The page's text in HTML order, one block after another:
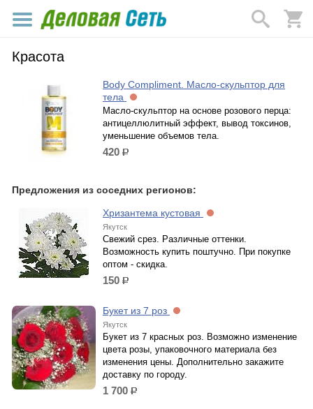
Красота
Body Compliment. Масло-скульптор для
тела
Масло-скульптор на основе розового перца:
антицеллюлитный эффект, вывод токсинов,
уменьшение объемов тела.
420 р.
Предложения из соседних регионов:
Хризантема кустовая
Якутск
Свежий срез. Различные оттенки.
Возможность купить поштучно. При покупке
оптом - скидка.
150 р.
Букет из 7 роз
Якутск
Букет из 7 красных роз. Возможно изменение
цвета розы, упаковочного материала без
изменения цены. Дополнительно закажите
доставку по городу.
1 700 р.